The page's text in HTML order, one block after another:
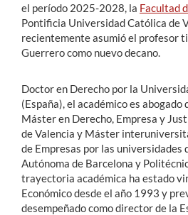
el período 2025-2028, la Facultad
Pontificia Universidad Católica de
recientemente asumió el profesor
Guerrero como nuevo decano.
Doctor en Derecho por la
(España), el académico es abogado
Máster en Derecho, Empresa y
de Valencia y Máster
de Empresas por las universidades
Autónoma de Barcelona y
trayectoria académica ha estado
Económico desde el año 1993 y
desempeñado como director de la